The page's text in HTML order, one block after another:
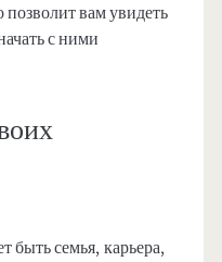
вам увидеть
с ними
быть семья, карьера,